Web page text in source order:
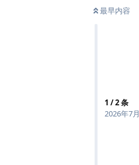
最早内容
1 /2条
2026年7月